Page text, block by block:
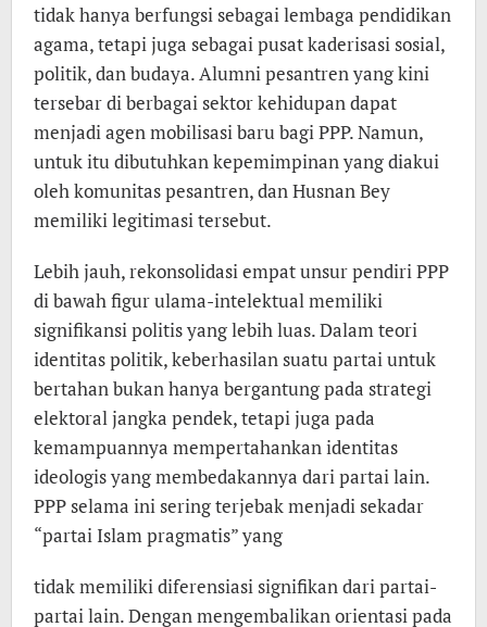
tidak hanya berfungsi sebagai lembaga pendidikan
agama, tetapi juga sebagai pusat kaderisasi sosial,
politik, dan budaya. Alumni pesantren yang kini
tersebar di berbagai sektor kehidupan dapat
menjadi agen mobilisasi baru bagi PPP. Namun,
untuk itu dibutuhkan kepemimpinan yang diakui
oleh komunitas pesantren, dan Husnan Bey
memiliki legitimasi tersebut.
Lebih jauh, rekonsolidasi empat unsur pendiri PPP
di bawah figur ulama-intelektual memiliki
signifikansi politis yang lebih luas. Dalam teori
identitas politik, keberhasilan suatu partai untuk
bertahan bukan hanya bergantung pada strategi
elektoral jangka pendek, tetapi juga pada
kemampuannya mempertahankan identitas
ideologis yang membedakannya dari partai lain.
PPP selama ini sering terjebak menjadi sekadar
“partai Islam pragmatis” yang
tidak memiliki diferensiasi signifikan dari partai-
partai lain. Dengan mengembalikan orientasi pada